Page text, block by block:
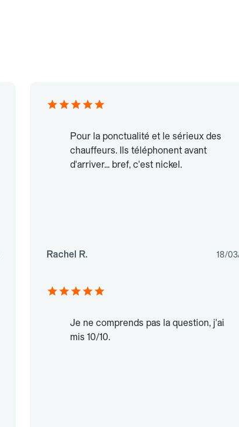
Pour la ponctualité et le sérieux des
chauffeurs. Ils téléphonent avant
d'arriver... bref, c'est nickel.
Rachel R. 18/
Je ne comprends pas la question, j'ai
mis 10/10.